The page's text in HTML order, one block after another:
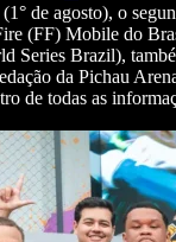
de agosto), o
(FF) Mobile do
Series Brazil),
da Pichau
de todas as